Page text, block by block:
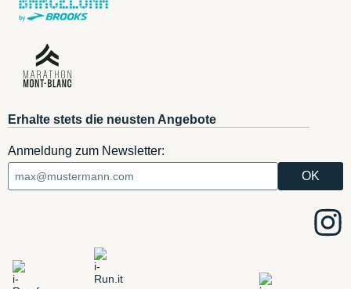
Erhalte stets die neusten Angebote
Anmeldung zum Newsletter: